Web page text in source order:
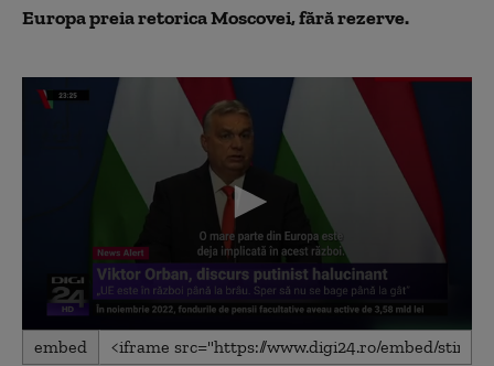
Europa preia retorica Moscovei, fără rezerve.
0
seconds
embed